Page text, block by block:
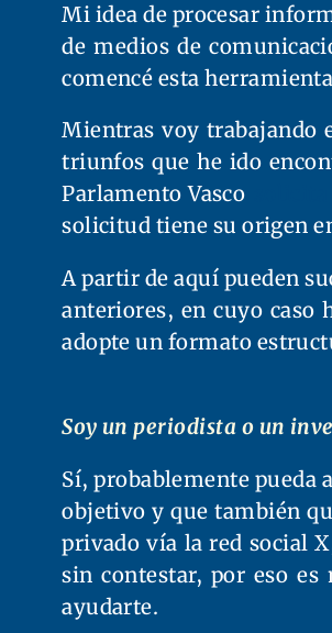
Mi idea de procesar
de medios de
comencé esta herramienta
Mientras voy trabajando
triunfos que he ido
Parlamento Vasco
solicitud tiene su origen
A partir de aquí pueden
anteriores, en cuyo caso
adopte un formato
Soy un periodista o un
Sí, probablemente pueda
objetivo y que también
privado vía la red social
sin contestar, por eso
ayudarte.